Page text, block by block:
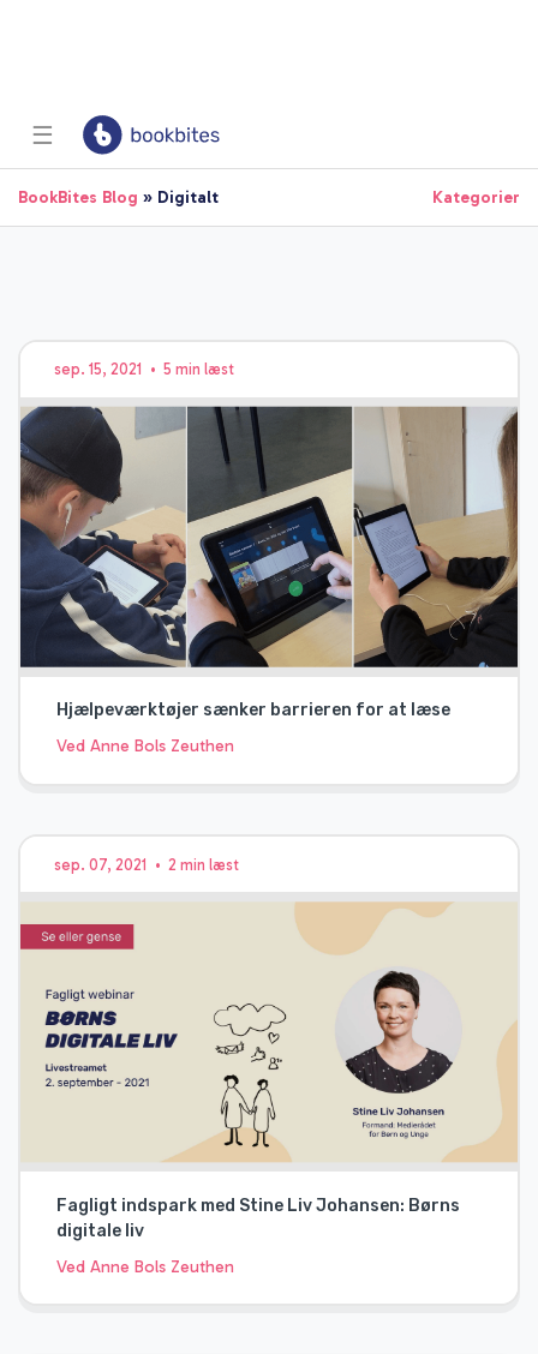
☰
BookBites Blog » Digitalt Kategorier
sep. 15, 2021 • 5 min læst
Hjælpeværktøjer sænker barrieren for at læse
Ved Anne Bols Zeuthen
sep. 07, 2021 • 2 min læst
Fagligt indspark med Stine Liv Johansen: Børns
digitale liv
Ved Anne Bols Zeuthen